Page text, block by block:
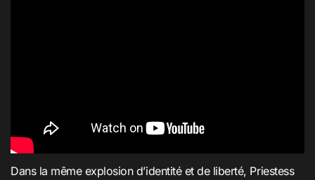
Dans la même explosion d’identité et de liberté, Priestess